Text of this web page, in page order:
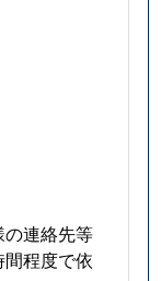
連絡先等
程度で依